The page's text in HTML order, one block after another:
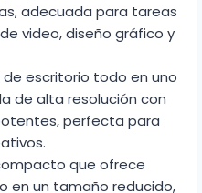
adecuada para tareas
video, diseño gráfico y
escritorio todo en uno
de alta resolución con
perfecta para
que ofrece
en un tamaño reducido,